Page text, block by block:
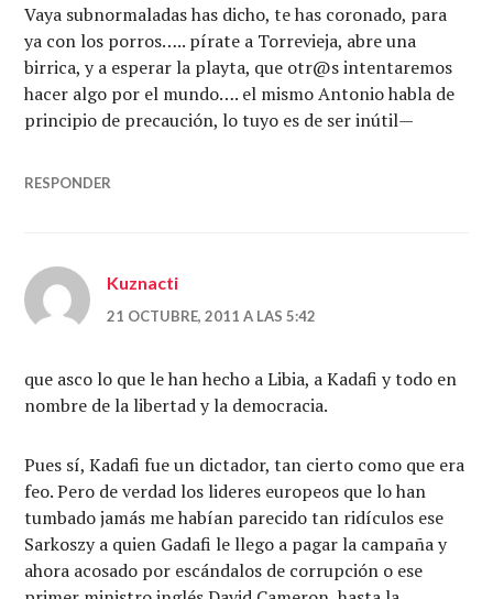
Vaya subnormaladas has dicho, te has coronado, para
ya con los porros….. pírate a Torrevieja, abre una
birrica, y a esperar la playta, que otr@s intentaremos
hacer algo por el mundo…. el mismo Antonio habla de
principio de precaución, lo tuyo es de ser inútil—
RESPONDER
Kuznacti
21 OCTUBRE, 2011 A LAS 5:42
que asco lo que le han hecho a Libia, a Kadafi y todo en
nombre de la libertad y la democracia.
Pues sí, Kadafi fue un dictador, tan cierto como que era
feo. Pero de verdad los lideres europeos que lo han
tumbado jamás me habían parecido tan ridículos ese
Sarkoszy a quien Gadafi le llego a pagar la campaña y
ahora acosado por escándalos de corrupción o ese